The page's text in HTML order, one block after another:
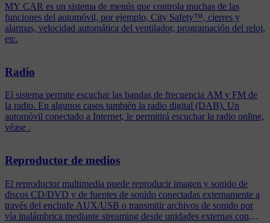
MY CAR es un sistema de menús que controla muchas de las
funciones del automóvil, por ejemplo, City Safety™, cierres y
alarmas, velocidad automática del ventilador, programación del reloj,
etc.
Radio
El sistema permite escuchar las bandas de frecuencia AM y FM de
la radio. En algunos casos también la radio digital (DAB). Un
automóvil conectado a Internet, le permitirá escuchar la radio online,
véase .
Reproductor de medios
El reproductor multimedia puede reproducir imagen y sonido de
discos CD/DVD y de fuentes de sonido conectadas externamente a
través del enchufe AUX/USB o transmitir archivos de sonido por
vía inalámbrica mediante streaming desde unidades externas con